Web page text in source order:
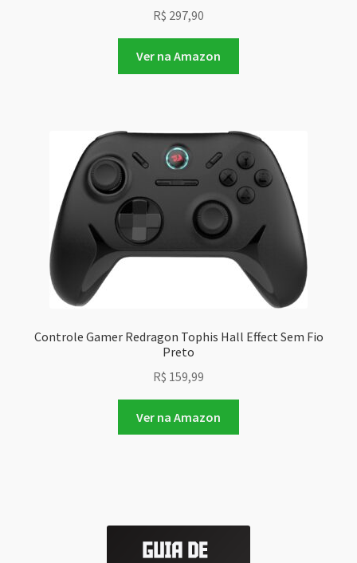
R$ 297,90
Ver na Amazon
Controle Gamer Redragon Tophis Hall Effect Sem Fio
Preto
R$ 159,99
Ver na Amazon